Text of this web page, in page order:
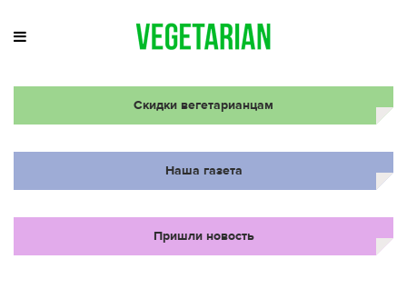
Скидки вегетарианцам
Наша газета
Пришли новость